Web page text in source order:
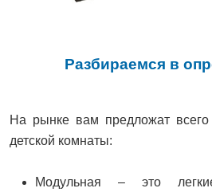
Разбираемся в
На рынке вам предложат
детской комнаты:
Модульная – это